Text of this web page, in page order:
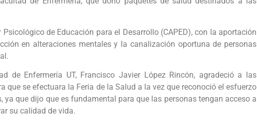
de Educación para el Desarrollo (CAPED), con la aportación
en alteraciones mentales y la canalización oportuna de personas
de Enfermería UT, Francisco Javier López Rincón, agradeció a las
que se efectuara la Feria de la Salud a la vez que reconoció el esfuerzo
ya que dijo que es fundamental para que las personas tengan acceso a
su calidad de vida.